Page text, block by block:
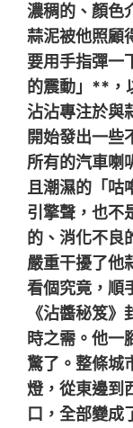
濃稠的、顏色
蒜泥被他照顧
要用手指彈一
的震動」**，
沾沾專注於與
開始發出一些
所有的汽車喇
且潮濕的「
引擎聲，也不
的、消化不良
嚴重干擾了他
看個究竟，順
《沾醬秘笈
時之需。他一
驚了。整條城
燈，從東邊到
口，全部變成